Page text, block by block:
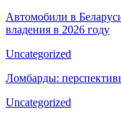
Автомобили в
владения в 2026 году
Uncategorized
Ломбарды:
Uncategorized